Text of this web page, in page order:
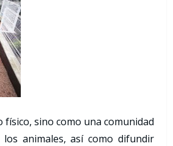
sino como una comunidad
animales, así como difundir